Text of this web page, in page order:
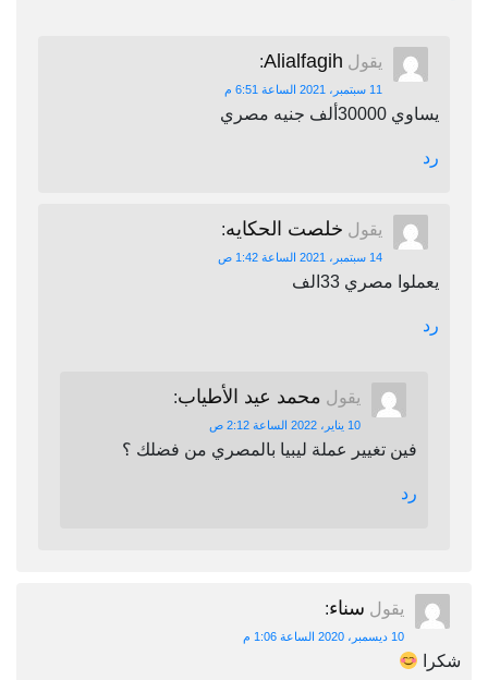
يقول Alialfagih
:
11 سبتمبر، 2021 الساعة 6:51 م
يساوي 30000ألف جنيه مصري
رد
يقول خلصت الحكايه:
14 سبتمبر، 2021 الساعة 1:42 ص
يعملوا مصري 33الف
رد
يقول محمد عيد الأطياب:
10 يناير، 2022 الساعة 2:12 ص
فين تغيير عملة ليبيا بالمصري من فضلك ؟
رد
يقول سناء:
10 ديسمبر، 2020 الساعة 1:06 م
شكرا